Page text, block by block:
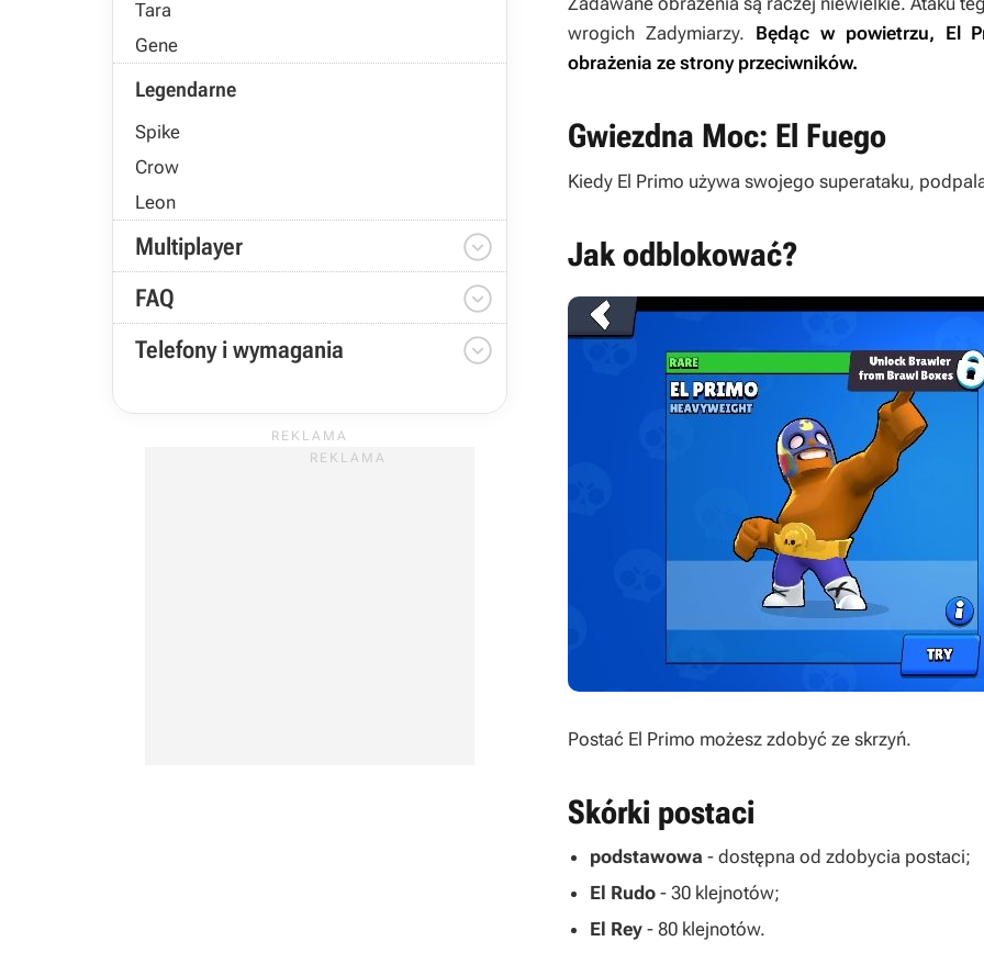
Tara
Gene
Legendarne
Spike
Crow
Leon
Multiplayer 
FAQ 
Telefony i wymagania 
wrogich Zadymiarzy. Będąc w powietrzu, El
obrażenia ze strony przeciwników.
Gwiezdna Moc: El Fuego
Kiedy El Primo używa swojego superataku,
Jak odblokować?
Postać El Primo możesz zdobyć ze skrzyń.
Skórki postaci
podstawowa - dostępna od zdobycia postaci;
El Rudo - 30 klejnotów;
El Rey - 80 klejnotów.